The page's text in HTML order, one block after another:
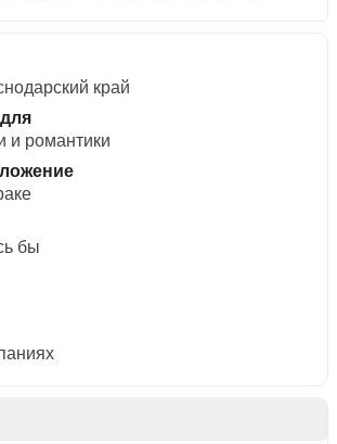
край
и романтики
бы